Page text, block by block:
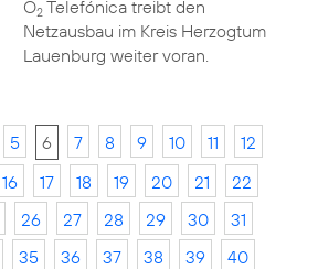
O2Telefónica treibt den
Netzausbau im Kreis Herzogtum
Lauenburg weiter voran.
5 6 7 8 9 10 11
12
16 17 18 19 20 21
22
26 27 28 29 30
31
35 36 37 38 39
40